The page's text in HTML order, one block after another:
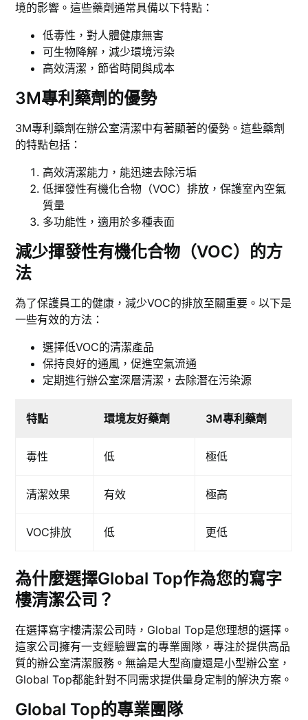
境的影響。這些藥劑通常具備以下特點：
低毒性，對人體健康無害
可生物降解，減少環境污染
高效清潔，節省時間與成本
3M專利藥劑的優勢
3M專利藥劑在辦公室清潔中有著顯著的優勢。這些藥劑
的特點包括：
高效清潔能力，能迅速去除污垢
低揮發性有機化合物（VOC）排放，保護室內空氣
質量
多功能性，適用於多種表面
減少揮發性有機化合物（VOC）的方
法
為了保護員工的健康，減少VOC的排放至關重要。以下是
一些有效的方法：
選擇低VOC的清潔產品
保持良好的通風，促進空氣流通
定期進行辦公室深層清潔，去除潛在污染源
特點 環境友好藥劑 3M專利藥劑
毒性 低 極低
清潔效果 有效 極高
VOC排放 低 更低
為什麼選擇Global Top作為您的寫字
樓清潔公司？
在選擇寫字樓清潔公司時，Global Top是您理想的選擇。
這家公司擁有一支經驗豐富的專業團隊，專注於提供高品
質的辦公室清潔服務。無論是大型商廈還是小型辦公室，
Global Top都能針對不同需求提供量身定制的解決方案。
Global Top的專業團隊